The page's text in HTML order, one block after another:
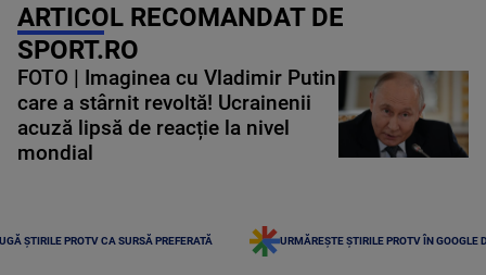
ARTICOL RECOMANDAT DE
SPORT.RO
FOTO | Imaginea cu Vladimir Putin
care a stârnit revoltă! Ucrainenii
acuză lipsă de reacție la nivel
mondial
ȘTIRILE PROTV CA SURSĂ PREFERATĂ URMĂREȘTE ȘTIRILE PROTV ÎN GOOGLE